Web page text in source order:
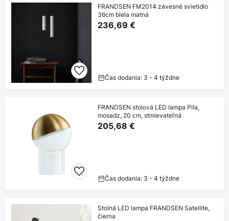
FRANDSEN FM2014 závesné svietidlo
36cm biela matná
236,69 €
Čas dodania: 3 - 4 týždne
FRANDSEN stolová LED lampa Pila,
mosadz, 20 cm, stmievateľná
205,68 €
Čas dodania: 3 - 4 týždne
Stolná LED lampa FRANDSEN Satellite,
čierna